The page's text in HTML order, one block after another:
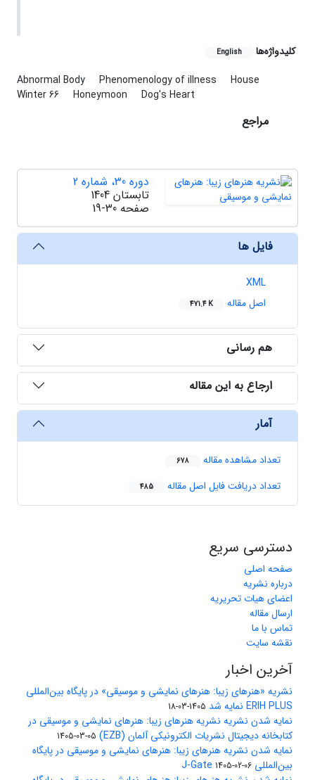
کلیدواژه‌ها English
Abnormal Body Phenomenology of illness
House
Winter 66
Honeymoon Dog's Heart
مراجع
دوره 30، شماره 2
تابستان 1404
صفحه 19-30
فایل ها
XML
اصل مقاله
471.4 K
هم رسانی
ارجاع به این مقاله
آمار
تعداد مشاهده مقاله 678
تعداد دریافت فایل اصل مقاله 485
دسترسی سریع
صفحه اصلی
درباره نشریه
اعضای هیات تحریریه
ارسال مقاله
تماس با ما
نقشه سایت
آخرین اخبار
نشریه «هنرهای زیبا: هنرهای نمایشی و موسیقی» در پایگاه بین‌المللی
ERIH PLUS نمایه شد
1405-03-18
نمایه شدن نشریه نشریه هنرهای زیبا: هنرهای نمایشی و موسیقی در
کتابخانه دیجیتال نشریات الکترونیکی آلمان (EZB)
1405-03-05
نمایه شدن نشریه هنرهای زیبا: هنرهای نمایشی و موسیقی در پایگاه
بین‌المللی J-Gate 1405-02-06